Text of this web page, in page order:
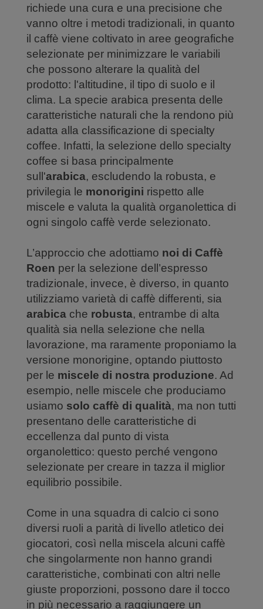
richiede una cura e una precisione che
vanno oltre i metodi tradizionali, in quanto
il caffè viene coltivato in aree geografiche
selezionate per minimizzare le variabili
che possono alterare la qualità del
prodotto: l'altitudine, il tipo di suolo e il
clima. La specie arabica presenta delle
caratteristiche naturali che la rendono più
adatta alla classificazione di specialty
coffee. Infatti, la selezione dello specialty
coffee si basa principalmente
sull'arabica, escludendo la robusta, e
privilegia le monorigini rispetto alle
miscele e valuta la qualità organolettica di
ogni singolo caffè verde selezionato.
L’approccio che adottiamo noi di Caffè
Roen per la selezione dell’espresso
tradizionale, invece, è diverso, in quanto
utilizziamo varietà di caffè differenti, sia
arabica che robusta, entrambe di alta
qualità sia nella selezione che nella
lavorazione, ma raramente proponiamo la
versione monorigine, optando piuttosto
per le miscele di nostra produzione. Ad
esempio, nelle miscele che produciamo
usiamo solo caffè di qualità, ma non tutti
presentano delle caratteristiche di
eccellenza dal punto di vista
organolettico: questo perché vengono
selezionate per creare in tazza il miglior
equilibrio possibile.
Come in una squadra di calcio ci sono
diversi ruoli a parità di livello atletico dei
giocatori, così nella miscela alcuni caffè
che singolarmente non hanno grandi
caratteristiche, combinati con altri nelle
giuste proporzioni, possono dare il tocco
in più necessario a raggiungere un